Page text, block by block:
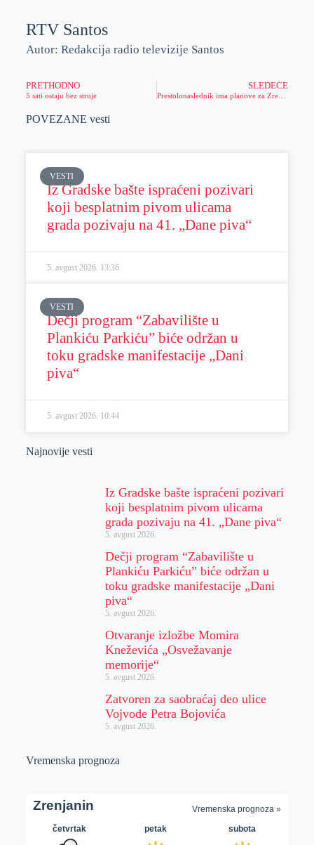
RTV Santos
Autor: Redakcija radio televizije Santos
PRETHODNO
5 sati ostaju bez struje
SLEDEĆE
POVEZANE vesti
VESTI
Iz Gradske bašte ispraćeni pozivari
koji besplatnim pivom ulicama
grada pozivaju na 41. „Dane piva“
5. avgust 2026. 13:36
VESTI
Dečji program “Zabavilište u
Plankiću Parkiću” biće održan u
toku gradske manifestacije „Dani
piva“
5. avgust 2026. 10:44
Najnovije vesti
Iz Gradske bašte ispraćeni pozivari
koji besplatnim pivom ulicama
grada pozivaju na 41. „Dane piva“
5. avgust 2026.
Dečji program “Zabavilište u
Plankiću Parkiću” biće održan u
toku gradske manifestacije „Dani
piva“
5. avgust 2026.
Otvaranje izložbe Momira
Kneževića „Osvežavanje
memorije“
5. avgust 2026.
Zatvoren za saobraćaj deo ulice
Vojvode Petra Bojovića
5. avgust 2026.
Vremenska prognoza